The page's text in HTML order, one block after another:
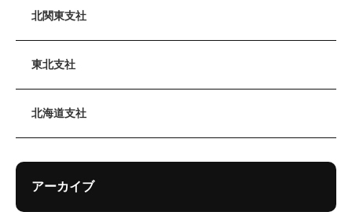
北関東支社
東北支社
北海道支社
アーカイブ